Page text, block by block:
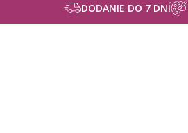
DODANIE DO 7 DNÍ